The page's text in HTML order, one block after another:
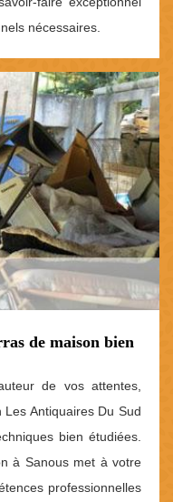
nécessaires.
de maison bien
de vos attentes,
Les Antiquaires Du Sud
bien étudiées.
à Sanous met à votre
professionnelles